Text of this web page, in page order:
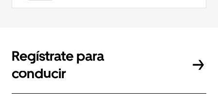
Regístrate para
conducir